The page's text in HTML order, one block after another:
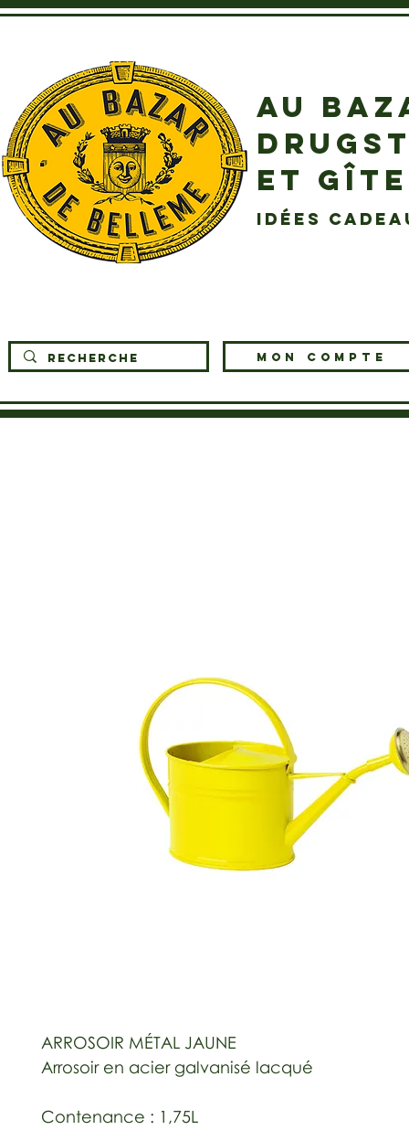
AU
ET
idées
MON COMPTE
ARROSOIR MÉTAL JAUNE
Arrosoir en acier galvanisé lacqué
Contenance : 1,75L